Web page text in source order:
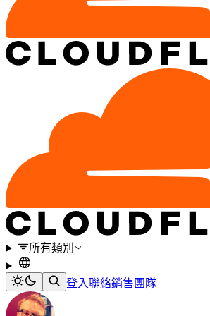
所有類別
登入聯絡銷售團隊